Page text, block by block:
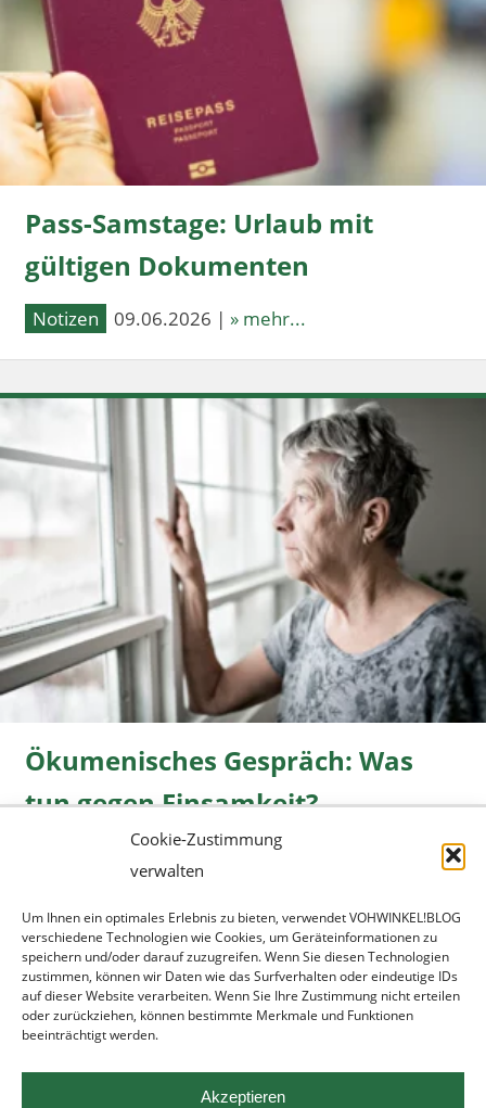
Cookie-Zustimmung
verwalten
Um Ihnen ein optimales Erlebnis zu bieten, verwendet VOHWINKEL!BLOG
verschiedene Technologien wie Cookies, um Geräteinformationen zu
speichern und/oder darauf zuzugreifen. Wenn Sie diesen Technologien
zustimmen, können wir Daten wie das Surfverhalten oder eindeutige IDs
auf dieser Website verarbeiten. Wenn Sie Ihre Zustimmung nicht erteilen
oder zurückziehen, können bestimmte Merkmale und Funktionen
beeinträchtigt werden.
Akzeptieren
Pass-Samstage: Urlaub mit
gültigen Dokumenten
Notizen 09.06.2026 | » mehr...
Ökumenisches Gespräch: Was
tun gegen Einsamkeit?
» mehr...
Werbung|Datenschutz|Impressum
ronsdorf.net|wupper.blog